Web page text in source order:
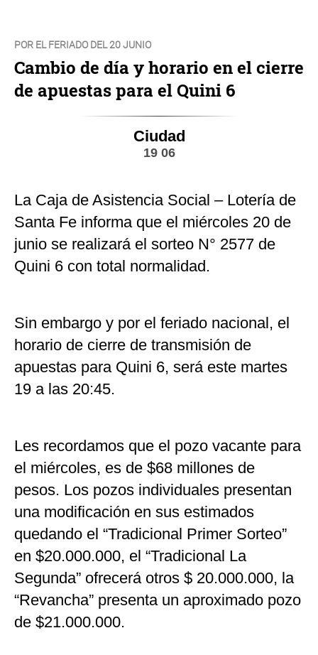
POR EL FERIADO DEL 20 JUNIO
Cambio de día y horario en el cierre
de apuestas para el Quini 6
Ciudad
19 06
La Caja de Asistencia Social – Lotería de
Santa Fe informa que el miércoles 20 de
junio se realizará el sorteo N° 2577 de
Quini 6 con total normalidad.
Sin embargo y por el feriado nacional, el
horario de cierre de transmisión de
apuestas para Quini 6, será este martes
19 a las 20:45.
Les recordamos que el pozo vacante para
el miércoles, es de $68 millones de
pesos. Los pozos individuales presentan
una modificación en sus estimados
quedando el “Tradicional Primer Sorteo”
en $20.000.000, el “Tradicional La
Segunda” ofrecerá otros $ 20.000.000, la
“Revancha” presenta un aproximado pozo
de $21.000.000.